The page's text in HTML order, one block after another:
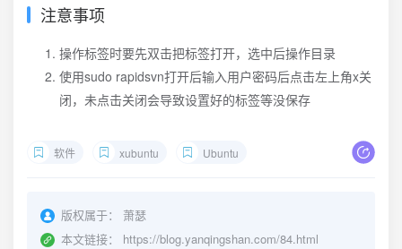
注意事项
操作标签时要先双击把标签打开，选中后操作目录
使用sudo rapidsvn打开后输入用户密码后点击左上角x关
闭，未点击关闭会导致设置好的标签等没保存
软件 xubuntu Ubuntu
版权属于：
萧瑟
本文链接：
https://blog.yanqingshan.com/84.html